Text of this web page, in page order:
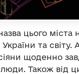
цього міста
та світу.
щоденно
Також від